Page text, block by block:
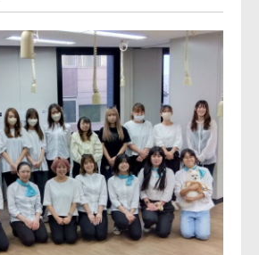
FC/トリマー募集
お問い合わせ
会社概要
利用規約
セキュリティーポリシー